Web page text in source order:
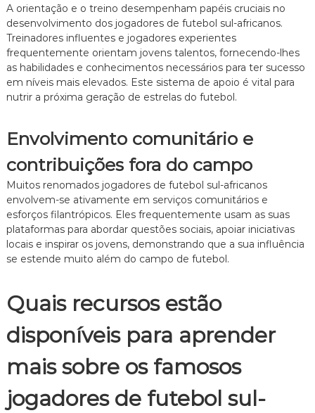
A orientação e o treino desempenham papéis cruciais no
desenvolvimento dos jogadores de futebol sul-africanos.
Treinadores influentes e jogadores experientes
frequentemente orientam jovens talentos, fornecendo-lhes
as habilidades e conhecimentos necessários para ter sucesso
em níveis mais elevados. Este sistema de apoio é vital para
nutrir a próxima geração de estrelas do futebol.
Envolvimento comunitário e
contribuições fora do campo
Muitos renomados jogadores de futebol sul-africanos
envolvem-se ativamente em serviços comunitários e
esforços filantrópicos. Eles frequentemente usam as suas
plataformas para abordar questões sociais, apoiar iniciativas
locais e inspirar os jovens, demonstrando que a sua influência
se estende muito além do campo de futebol.
Quais recursos estão
disponíveis para aprender
mais sobre os famosos
jogadores de futebol sul-